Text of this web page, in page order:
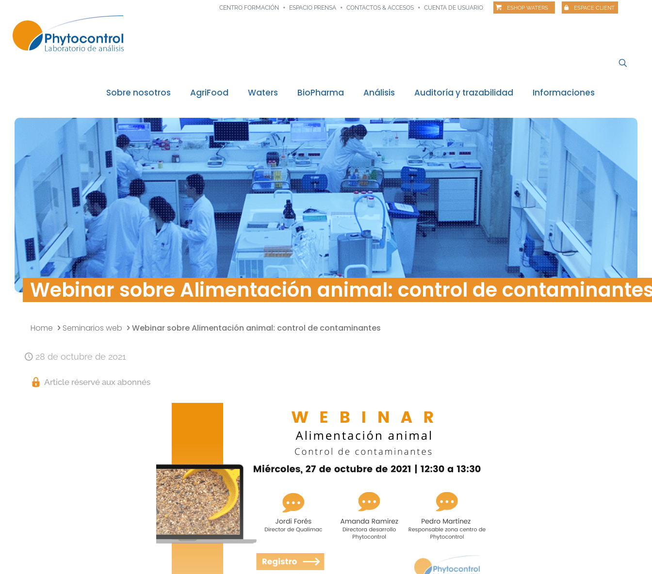
CENTRO FORMACIÓN ESPACIO PRENSA CONTACTOS & ACCESOS CUENTA DE USUARIO ESHOP WATERS ESPACE CLIENT
Sobre nosotros
El Grupo Phytocontrol
Nuestros valores / Nuestras misiones
Nuestras acreditaciones
Nuestros reconocimientos de calidad
Nuestros laboratorios
Política de calidad
Investigación y desarrollo
Seguridad de los datos
AgriFood Waters BioPharma Análisis Auditoría y trazabilidad
Trazabilidad digital
Informaciones
Noticias
Vigilancia reglamentaria
Revisión de la normativa
Alertas alimentarias
Webinar
Food Risk
Webinar sobre Alimentación animal: control de
Home Seminarios web Webinar sobre Alimentación animal: control de contaminantes
28 de octubre de 2021
Article réservé aux abonnés